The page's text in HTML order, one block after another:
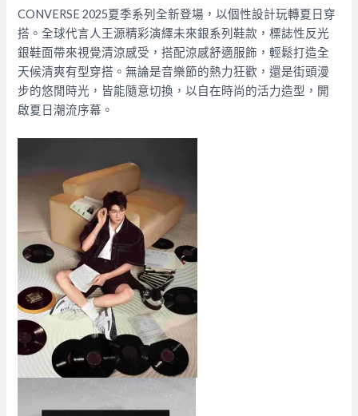
CONVERSE 2025夏季系列全新登場，以個性設計玩轉夏日穿
搭。全球代言人王源精彩演繹未來銀系列鞋款，標誌性反光
銀鞋面帶來視覺清涼感受，搭配涼感舒適服飾，輕鬆打造全
天候清爽有型穿搭。無論是音樂節的熱力狂歡，還是街頭漫
步的悠閒時光，皆能隨意切換，以自在時尚的活力造型，開
啟夏日潮流序幕。